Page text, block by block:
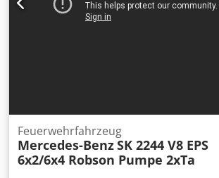
Feuerwehrfahrzeug
Mercedes-BenzSK 2244 V8 EPS
6x2/6x4 Robson Pumpe 2xTa